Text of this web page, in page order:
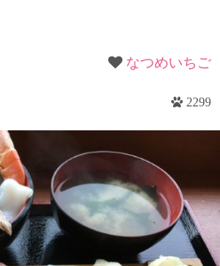
なつめいちご
2299